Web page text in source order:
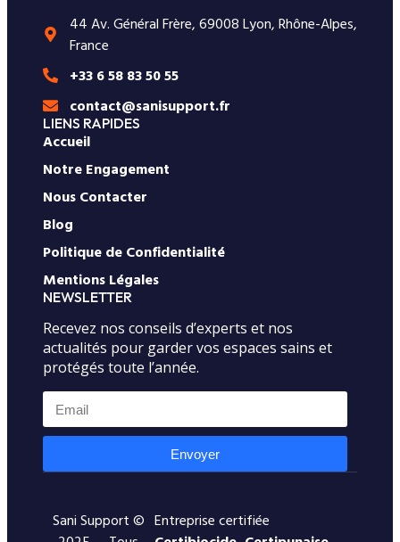
44 Av. Général Frère, 69008 Lyon, Rhône-Alpes,
France
+33 6 58 83 50 55
contact@sanisupport.fr
LIENS RAPIDES
Accueil
Notre Engagement
Nous Contacter
Blog
Politique de Confidentialité
Mentions Légales
NEWSLETTER
Recevez nos conseils d’experts et nos
actualités pour garder vos espaces sains et
protégés toute l’année.
Envoyer
Sani Support © Entreprise certifiée